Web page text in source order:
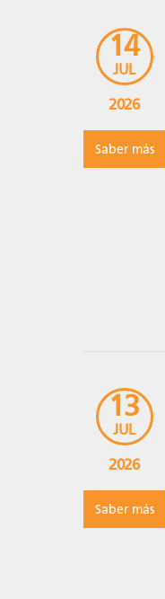
14
JUL
2026
Saber más
13
JUL
2026
Saber más